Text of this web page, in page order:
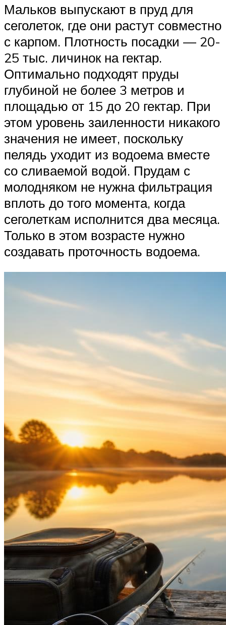
Мальков выпускают в пруд для
сеголеток, где они растут совместно
с карпом. Плотность посадки — 20-
25 тыс. личинок на гектар.
Оптимально подходят пруды
глубиной не более 3 метров и
площадью от 15 до 20 гектар. При
этом уровень заиленности никакого
значения не имеет, поскольку
пелядь уходит из водоема вместе
со сливаемой водой. Прудам с
молодняком не нужна фильтрация
вплоть до того момента, когда
сеголеткам исполнится два месяца.
Только в этом возрасте нужно
создавать проточность водоема.